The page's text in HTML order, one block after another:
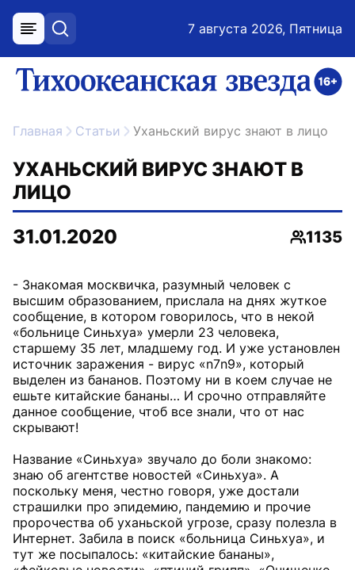
меню поиск 7 августа 2026, Пятница
ссылка на главную
Главная Статьи Уханьский вирус знают в лицо
УХАНЬСКИЙ ВИРУС ЗНАЮТ В
ЛИЦО
31.01.2020
1135
- Знакомая москвичка, разумный человек с
высшим образованием, прислала на днях жуткое
сообщение, в котором говорилось, что в некой
«больнице Синьхуа» умерли 23 человека,
старшему 35 лет, младшему год. И уже установлен
источник заражения - вирус «n7n9», который
выделен из бананов. Поэтому ни в коем случае не
ешьте китайские бананы… И срочно отправляйте
данное сообщение, чтоб все знали, что от нас
скрывают!
Название «Синьхуа» звучало до боли знакомо:
знаю об агентстве новостей «Синьхуа». А
поскольку меня, честно говоря, уже достали
страшилки про эпидемию, пандемию и прочие
пророчества об уханьской угрозе, сразу полезла в
Интернет. Забила в поиск «больница Синьхуа», и
тут же посыпалось: «китайские бананы»,